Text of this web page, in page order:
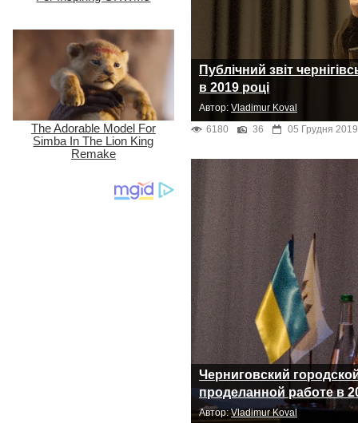
Публічний звіт
в 2019 році
Автор: Vladimur Koval
6180
36 05 Грудня
Черниговский
проделанной работе в
Автор:Vladimur Koval